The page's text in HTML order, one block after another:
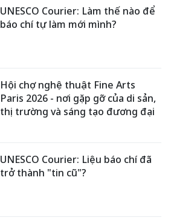
UNESCO Courier: Làm thế nào để
báo chí tự làm mới mình?
Hội chợ nghệ thuật Fine Arts
Paris 2026 - nơi gặp gỡ của di sản,
thị trường và sáng tạo đương đại
UNESCO Courier: Liệu báo chí đã
trở thành "tin cũ"?